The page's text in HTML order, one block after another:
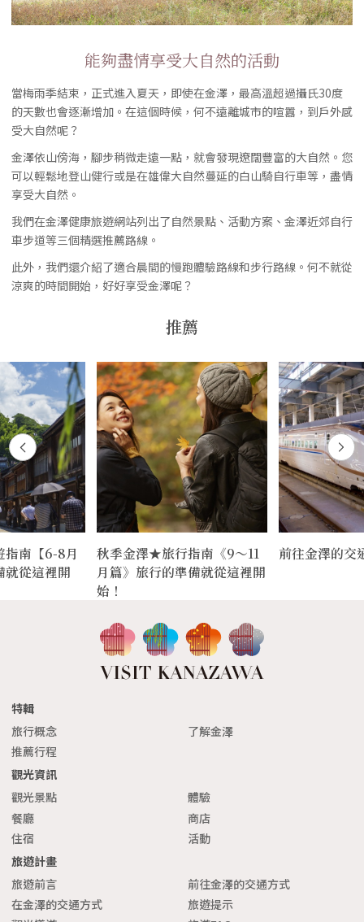
能夠盡情享受大自然的活動
當梅雨季結束，正式進入夏天，即使在金澤，最高溫超過攝氏30度
的天數也會逐漸增加。在這個時候，何不遠離城市的喧囂，到戶外感
受大自然呢？
金澤依山傍海，腳步稍微走遠一點，就會發現遼闊豐富的大自然。您
可以輕鬆地登山健行或是在雄偉大自然蔓延的白山騎自行車等，盡情
享受大自然。
我們在金澤健康旅遊網站列出了自然景點、活動方案、金澤近郊自行
車步道等三個精選推薦路線。
此外，我們還介紹了適合晨間的慢跑體驗路線和步行路線。何不就從
涼爽的時間開始，好好享受金澤呢？
推薦
南【6-8月
就從這裡開
秋季金澤★旅行指南《9〜11
月篇》旅行的準備就從這裡開
始！
前往金澤的交
特輯
旅行概念
了解金澤
推薦行程
觀光資訊
觀光景點
體驗
餐廳
商店
住宿
活動
旅遊計畫
旅遊前言
前往金澤的交通方式
在金澤的交通方式
旅遊提示